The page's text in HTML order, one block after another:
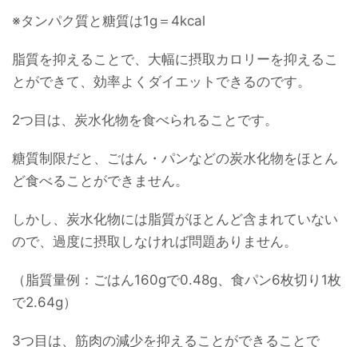
※タンパク質と糖質は1g＝4kcal
脂質を抑えることで、大幅に摂取カロリーを抑えるこ
とができて、効率よくダイエットできるのです。
2つ目は、炭水化物を食べられることです。
糖質制限だと、ごはん・パンなどの炭水化物をほとん
ど食べることができません。
しかし、炭水化物には脂質がほとんど含まれていない
ので、過度に摂取しなければ問題ありません。
（脂質量例：ごはん160gで0.48g、食パン6枚切り1枚
で2.64g）
3つ目は、筋肉の減少を抑えることができることで